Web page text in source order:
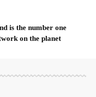
is the number one
on the planet